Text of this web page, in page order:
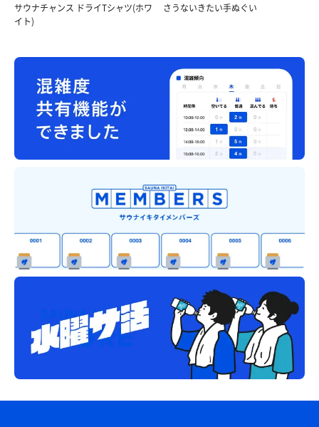
サウナチャンス ドライTシャツ(ホワ
イト)
さうないきたい手ぬぐい